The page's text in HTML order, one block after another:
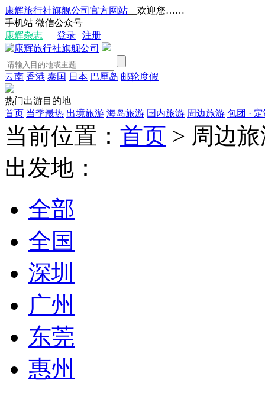
康辉旅行社旗舰公司官方网站 __欢迎您……
手机站 微信公众号
康辉杂志
登录 | 注册
云南 香港 泰国 日本 巴厘岛 邮轮度假
热门出游目的地
首页 当季最热 出境旅游 海岛旅游 国内旅游 周边旅游 包团 ·
当前位置： 首页 > 周边
出发地：
全部
全国
深圳
广州
东莞
惠州